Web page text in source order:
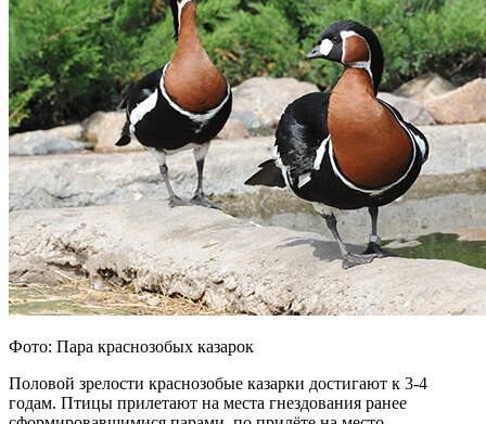
Фото: Пара краснозобых казарок
Половой зрелости краснозобые казарки достигают к 3-4
годам. Птицы прилетают на места гнездования ранее